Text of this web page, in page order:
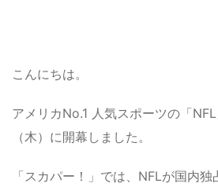
こんにちは。
アメリカNo.1 人気スポーツの「
（木）に開幕しました。
「スカパー！」では、NFLが国内